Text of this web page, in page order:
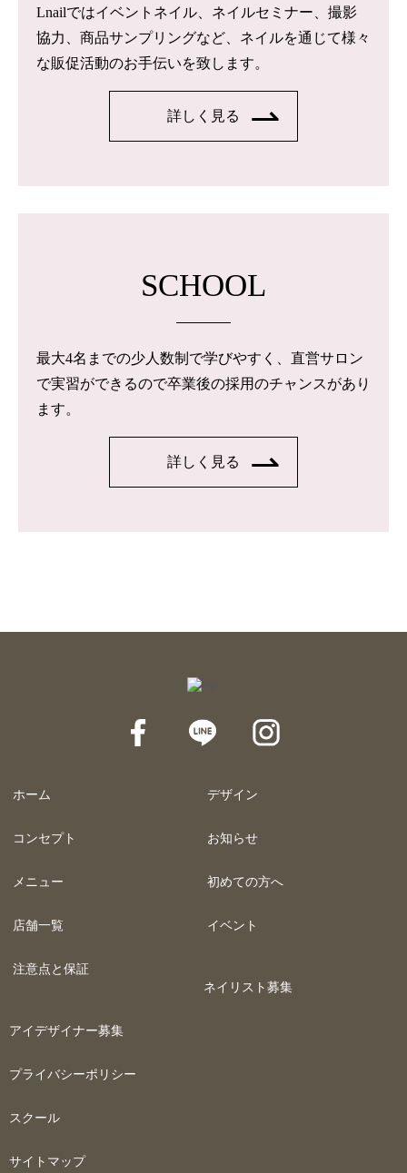
Lnailではイベントネイル、ネイルセミナー、撮影
協力、商品サンプリングなど、ネイルを通じて様々
な販促活動のお手伝いを致します。
詳しく見る
SCHOOL
最大4名までの少人数制で学びやすく、直営サロン
で実習ができるので卒業後の採用のチャンスがあり
ます。
詳しく見る
ホーム
コンセプト
メニュー
店舗一覧
注意点と保証
デザイン
お知らせ
初めての方へ
イベント
ネイリスト募集
アイデザイナー募集
プライバシーポリシー
スクール
サイトマップ